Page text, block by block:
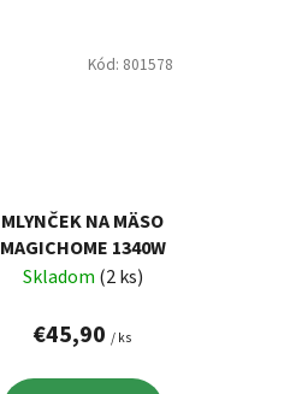
MLYNČEK NA MÄSO
MAGICHOME 1340W
Skladom (2 ks)
€45,90/ ks
Kód: 801578